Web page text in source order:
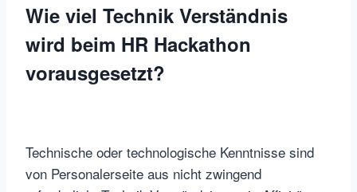
Wie viel Technik Verständnis
wird beim HR Hackathon
vorausgesetzt?
Technische oder technologische Kenntnisse sind
von Personalerseite aus nicht zwingend